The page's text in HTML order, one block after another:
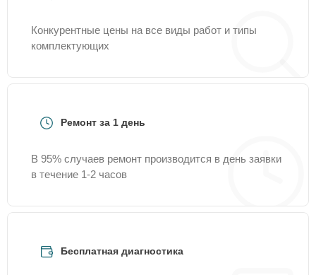
Конкурентные цены на все виды работ и типы
комплектующих
Ремонт за 1 день
В 95% случаев ремонт производится в день заявки
в течение 1-2 часов
Бесплатная диагностика